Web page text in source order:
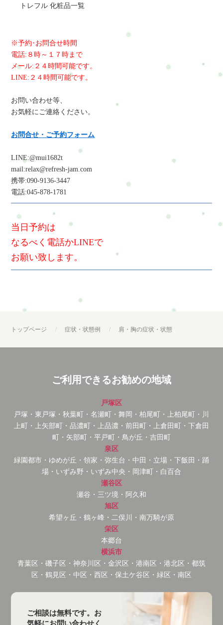
トレフル 化粧品一覧
※予約･お問合せ時間
電話:８時～１７時まで
メール:２４時間可能です。
LINE:２４時間可能です。
お問い合わせ等、
お気軽にご連絡ください。
お問合せ・ご予約フォーム
LINE:@mui1682t
mail:relax@refresh-jam.com
携帯:090-9136-3447
電話:045-878-1781
当日予約は
なるべく電話かLINEで
お願い致します。
トップページ 症状・状態例 肩・胸の症状・状態
ご利用できるお勧めの地域
戸塚区
戸塚・東戸塚・秋葉町・名瀬町・舞岡・柏尾町・上柏尾町・川
上町・上矢部町・品濃町・上品濃・前田町・上倉田町・下倉田
町・矢部町・平戸町・鳥が丘・吉田町
泉区
緑園都市・ゆめが丘・領家・弥生台・中田・立場・下飯田・踊
場・いずみ野・いずみ中央・岡津町・白百合
瀬谷区
瀬谷・三ツ境・阿久和
旭区
希望ヶ丘・鶴ヶ峰・二俣川・南万騎が原
栄区
本郷台
横浜市
青葉区・磯子区・神奈川区・金沢区・港南区・港北区・都筑
区・鶴見区・中区・西区・保土ケ谷区・緑区・南区
ご相談は無料です。お
気軽にお問い合わせく